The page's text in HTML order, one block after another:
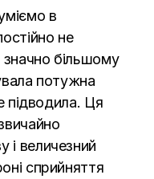
в
не
більшому
потужна
підводила. Ця
і величезний
сприйняття